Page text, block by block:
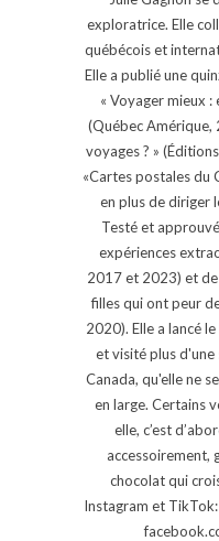
exploratrice. Elle
québécois et
Elle a publié une
« Voyager mieux
(Québec Amérique,
voyages ? »
«Cartes postales du
en plus de diriger
Testé et
expériences
2017 et 2023) et de
filles qui ont peur
2020). Elle a lancé
et visité plus
Canada, qu'elle ne
en large. Certains
elle, c’est
accessoirement,
chocolat qui
Instagram et